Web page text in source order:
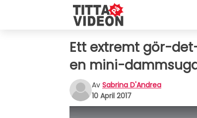
Ett extremt gör-
en mini-
Av Sabrina D'Andrea
10 April 2017